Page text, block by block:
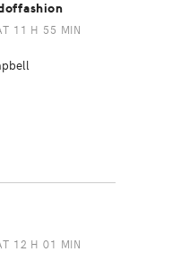
11 H 55 MIN
12 H 01 MIN